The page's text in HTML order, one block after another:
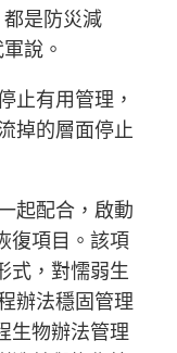
是防災減
說。
止有用管理，
掉的層面停止
起配合，啟動
復項目。該項
式，對懦弱生
辦法穩固管理
生物辦法管理